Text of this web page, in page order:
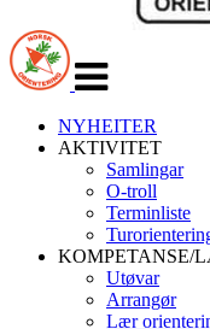
navigasjon
NYHEITER
AKTIVITET
Samlingar
O-troll
Terminliste
KOMPETANSE/
Utøvar
Arrangør
Lær